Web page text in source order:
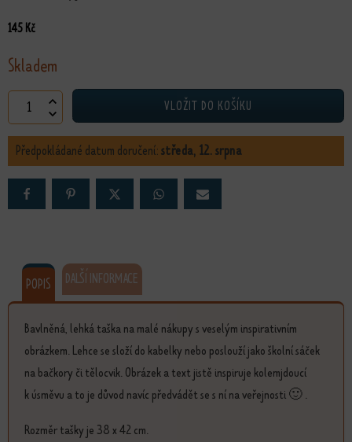
145 Kč
Skladem
Ekotaška Veselé kočky množství VLOŽIT DO KOŠÍKU
Předpokládané datum doručení:středa, 12. srpna
POPIS DALŠÍ INFORMACE
Bavlněná, lehká taška na malé nákupy s veselým inspirativním
obrázkem. Lehce se složí do kabelky nebo poslouží jako školní sáček
na bačkory či tělocvik. Obrázek a text jistě inspiruje kolemjdoucí
k úsměvu a to je důvod navíc předvádět se s ní na veřejnosti 🙂 .
Rozměr tašky je 38 x 42 cm.